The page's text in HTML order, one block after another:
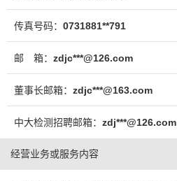
传真号码： 0731881**791
邮 箱： zdjc***@126.com
董事长邮箱： zdjc***@163.com
中大检测招聘邮箱： zdj***@126.com
经营业务或服务内容